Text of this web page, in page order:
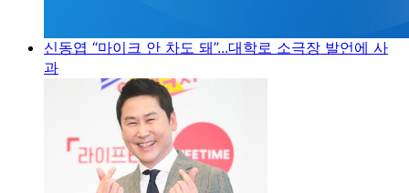
신동엽 “마이크 안 차도 돼”...대학로 소극장 발언에 사
과